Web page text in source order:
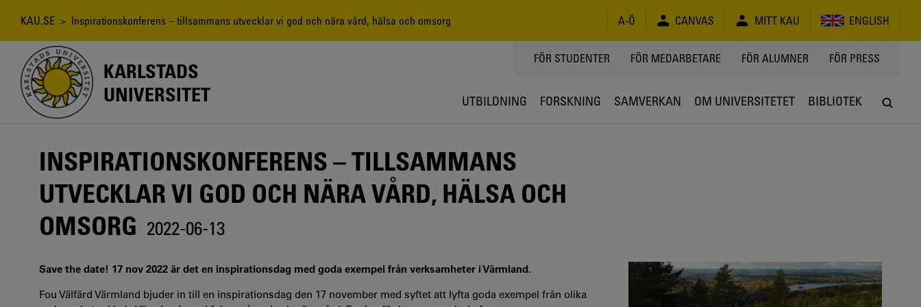
Länkstig
KAU.SE > Inspirationskonferens – tillsammans utvecklar vi god och nära vård, hälsa och omsorg A-Ö CANVAS MITT KAU ENGLISH
KARLSTADS
UNIVERSITET
TOPPMENY
FÖR STUDENTER FÖR MEDARBETARE FÖR ALUMNER FÖR PRESS
UTBILDNING FORSKNING SAMVERKAN OM UNIVERSITETET BIBLIOTEK
INSPIRATIONSKONFERENS – TILLSAMMANS
UTVECKLAR VI GOD OCH NÄRA VÅRD, HÄLSA OCH
OMSORG 2022-06-13
Save the date! 17 nov 2022 är det en inspirationsdag med goda exempel från verksamheter i Värmland.
Fou Välfärd Värmland bjuder in till en inspirationsdag den 17 november med syftet att lyfta goda exempel från olika